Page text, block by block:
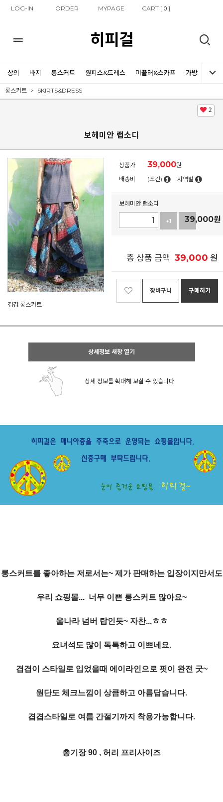
LOG-IN ORDER MYPAGE CART [0 ]
히피걸
상의 바지 롱스커트 원피스&드레스 머플러&스카프 가방 신발
롱스커트 SKIRTS&DRESS
2
보헤미안 랩소디
겹겹 롱스커트
상품가 39,000원
배송비
(조건) 지역별
보헤미안 랩소디
+1 -1
39,000원
총 상품 금액 39,000 원
장바구니 구매하기
상세정보 새창 열기
상세 정보를 확대해 보실 수 있습니다.
롱스커트를 좋아하는 저로서는~ 제가 판매하는 입장이지만서도
우리 쇼핑몰... 너무 이쁜 롱스커트 많아요~
울나라 넘버 탑인듯~ 자찬...ㅎㅎ
요녀석도 많이 독특하고 이쁘네요.
겹겹이 스타일로 입었을때 에이라인으로 핏이 완전 굿~
원단도 체크느낌이 상큼하고 아름답습니다.
겹겹스타일로 여름 간절기까지 착용가능합니다.
총기장 90 , 허리 프리사이즈